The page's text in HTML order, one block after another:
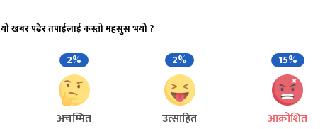
यो खबर पढेर तपाईलाई कस्तो महसुस भयो ?
2%
अचम्मित
2%
उत्साहित
15%
आक्रोशित